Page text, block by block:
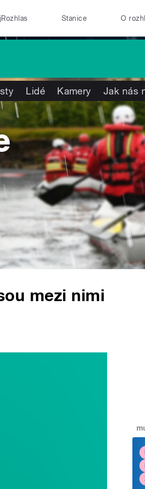
Stanice O
Lidé Kamery Jak nás
mezi nimi